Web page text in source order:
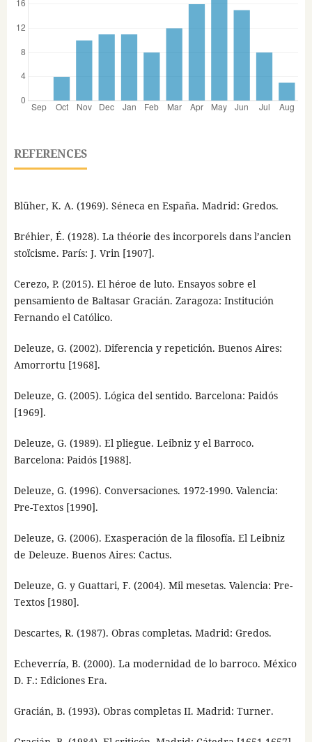
REFERENCES
Blüher, K. A. (1969). Séneca en España. Madrid: Gredos.
Bréhier, É. (1928). La théorie des incorporels dans l’ancien
stoïcisme. París: J. Vrin [1907].
Cerezo, P. (2015). El héroe de luto. Ensayos sobre el
pensamiento de Baltasar Gracián. Zaragoza: Institución
Fernando el Católico.
Deleuze, G. (2002). Diferencia y repetición. Buenos Aires:
Amorrortu [1968].
Deleuze, G. (2005). Lógica del sentido. Barcelona: Paidós
[1969].
Deleuze, G. (1989). El pliegue. Leibniz y el Barroco.
Barcelona: Paidós [1988].
Deleuze, G. (1996). Conversaciones. 1972-1990. Valencia:
Pre-Textos [1990].
Deleuze, G. (2006). Exasperación de la filosofía. El Leibniz
de Deleuze. Buenos Aires: Cactus.
Deleuze, G. y Guattari, F. (2004). Mil mesetas. Valencia: Pre-
Textos [1980].
Descartes, R. (1987). Obras completas. Madrid: Gredos.
Echeverría, B. (2000). La modernidad de lo barroco. México
D. F.: Ediciones Era.
Gracián, B. (1993). Obras completas II. Madrid: Turner.